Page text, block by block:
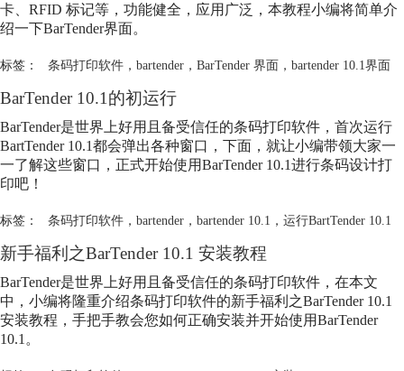
卡、RFID 标记等，功能健全，应用广泛，本教程小编将简单介
绍一下BarTender界面。
标签： 条码打印软件， bartender， BarTender 界面， bartender 10.1界面
BarTender 10.1的初运行
BarTender是世界上好用且备受信任的条码打印软件，首次运行
BartTender 10.1都会弹出各种窗口，下面，就让小编带领大家一
一了解这些窗口，正式开始使用BarTender 10.1进行条码设计打
印吧！
标签： 条码打印软件， bartender， bartender 10.1 ， 运行BartTender 10.1
新手福利之BarTender 10.1 安装教程
BarTender是世界上好用且备受信任的条码打印软件，在本文
中，小编将隆重介绍条码打印软件的新手福利之BarTender 10.1
安装教程，手把手教会您如何正确安装并开始使用BarTender
10.1。